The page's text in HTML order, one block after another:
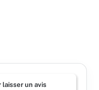
laisser un avis